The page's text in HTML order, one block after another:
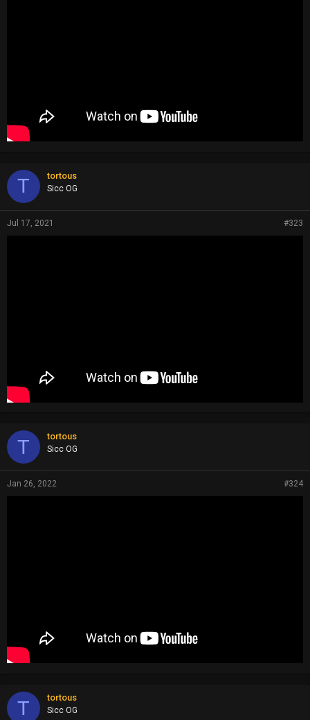
T tortous
Sicc OG
Jul 17, 2021 #323
T tortous
Sicc OG
Jan 26, 2022 #324
T tortous
Sicc OG